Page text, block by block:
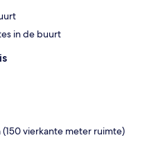
in de buurt
vierkante meter ruimte)